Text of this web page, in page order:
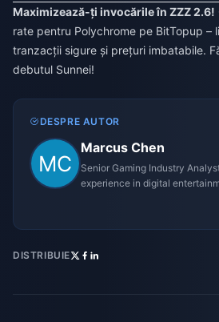
Maximizează-ți invocările în ZZZ 2.6!
rate pentru Polychrome pe BitTopup –
tranzacții sigure și prețuri imbatabile.
debutul Sunnei!
DESPRE AUTOR
Marcus Chen
Senior Gaming Industry
experience in digital
DISTRIBUIE